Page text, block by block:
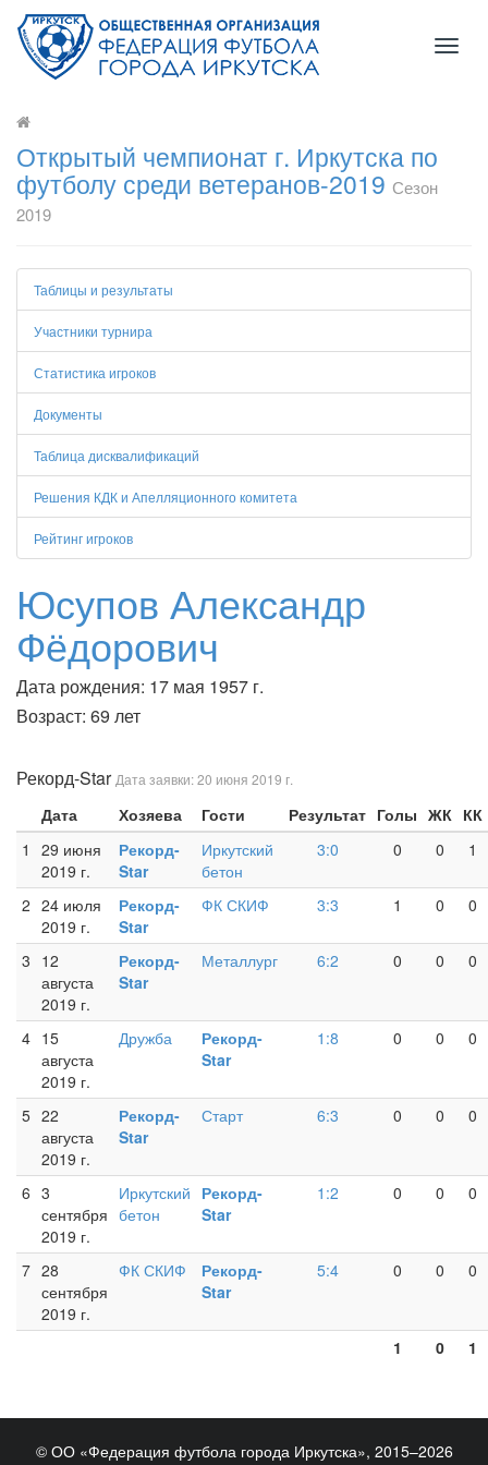
Открытый чемпионат г. Иркутска по
футболу среди ветеранов-2019 Сезон
2019
Таблицы и результаты
Участники турнира
Статистика игроков
Документы
Таблица дисквалификаций
Решения КДК и Апелляционного комитета
Рейтинг игроков
Юсупов Александр
Фёдорович
Дата рождения: 17 мая 1957 г.
Возраст: 69 лет
Рекорд-Star Дата заявки: 20 июня 2019 г.
Дата Хозяева Гости Результат Голы ЖК КК
1
29 июня
2019 г.
Рекорд-
Star
Иркутский
бетон
3:0 0 0 1
2 24 июля
2019 г.
Рекорд-
Star
ФК СКИФ 3:3 1 0 0
3 12
августа
2019 г.
Рекорд-
Star
Металлург 6:2 0 0 0
4 15
августа
2019 г.
Дружба
Рекорд-
Star
1:8 0 0 0
5 22
августа
2019 г.
Рекорд-
Star
Старт 6:3 0 0 0
6 3
сентября
2019 г.
Иркутский
бетон
Рекорд-
Star
1:2 0 0 0
7 28
сентября
2019 г.
ФК СКИФ
Рекорд-
Star
5:4 0 0 0
1 0 1
© ОО «Федерация футбола города Иркутска», 2015–2026